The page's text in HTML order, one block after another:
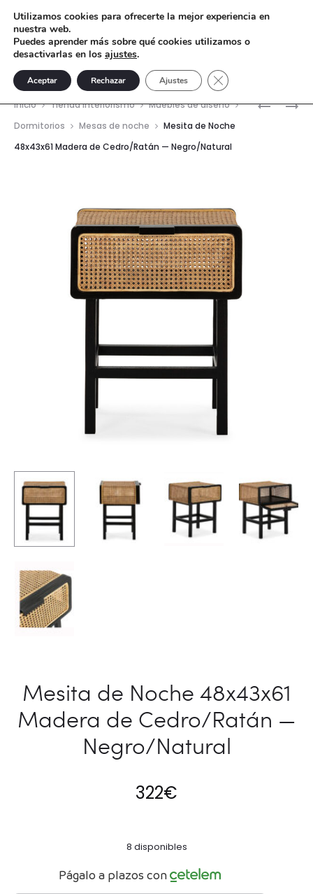
MESA
MESA
Inicio Tienda interiorismo
Muebles de diseño
Dormitorios
Mesas de noche
Mesita de Noche
48x43x61 Madera de Cedro/Ratán — Negro/Natural
Mesita de Noche 48x43x61
Madera de Cedro/Ratán —
Negro/Natural
322€
8 disponibles
Págalo a plazos con
Utilizamos cookies para ofrecerte la mejor experiencia en
nuestra web.
Puedes aprender más sobre qué cookies utilizamos o
desactivarlas en los ajustes.
Aceptar Rechazar Ajustes Cerrar el banner de